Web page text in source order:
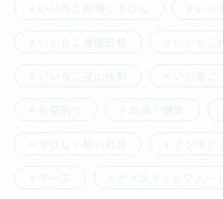
いいちこ民陶くろびん い
いいちこ漫画日和 いいち
いいちこ空山独酌 いい茶こ
お茶割り お酒と健康
やさしい酔い対談 インタビ
チーズ テイスティングノート